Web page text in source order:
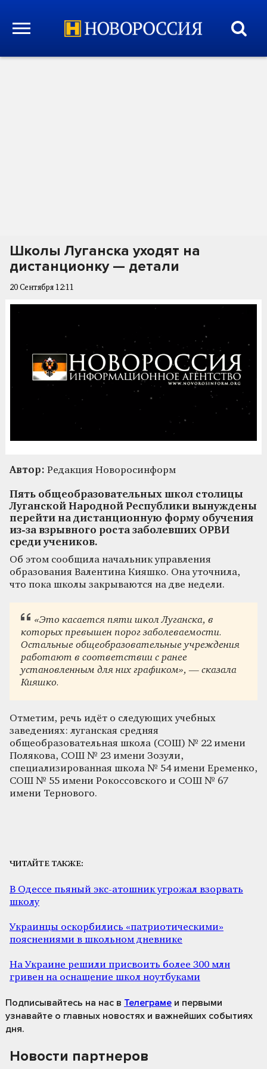
Школы Луганска уходят на
дистанционку — детали
20 Сентября 12:11
Автор: Редакция Новоросинформ
Пять общеобразовательных школ столицы
Луганской Народной Республики вынуждены
перейти на дистанционную форму обучения
из-за взрывного роста заболевших ОРВИ
среди учеников.
Об этом сообщила начальник управления
образования Валентина Кияшко. Она уточнила,
что пока школы закрываются на две недели.
«Это касается пяти школ Луганска, в
которых превышен порог заболеваемости.
Остальные общеобразовательные учреждения
работают в соответствии с ранее
установленным для них графиком», — сказала
Кияшко.
Отметим, речь идёт о следующих учебных
заведениях: луганская средняя
общеобразовательная школа (СОШ) № 22 имени
Полякова, СОШ № 23 имени Зозули,
специализированная школа № 54 имени Еременко,
СОШ № 55 имени Рокоссовского и СОШ № 67
имени Тернового.
ЧИТАЙТЕ ТАКЖЕ:
В Одессе пьяный экс-атошник угрожал взорвать
школу
Украинцы оскорбились «патриотическими»
пояснениями в школьном дневнике
На Украине решили присвоить более 300 млн
гривен на оснащение школ ноутбуками
Подписывайтесь на нас в Телеграме и первыми
узнавайте о главных новостях и важнейших событиях
дня.
Новости партнеров